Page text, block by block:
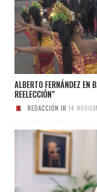
ALBERTO FERNÁNDEZ EN
REELECCIÓN”
REDACCIÓN IR 14